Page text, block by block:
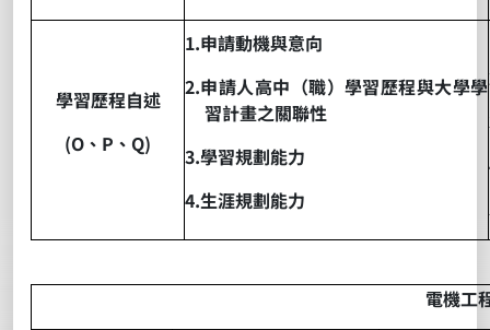
學習歷程自述
(O 、 P 、 Q)
1.申請動機與意向
2.申請人高中（職）學習歷程與大學學
習計畫之關聯性
3.學習規劃能力
4.生涯規劃能力
電機工